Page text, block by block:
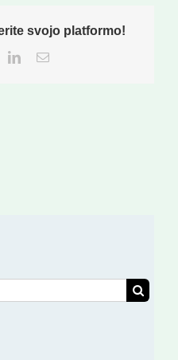
svojo platformo!
LinkedInEmail